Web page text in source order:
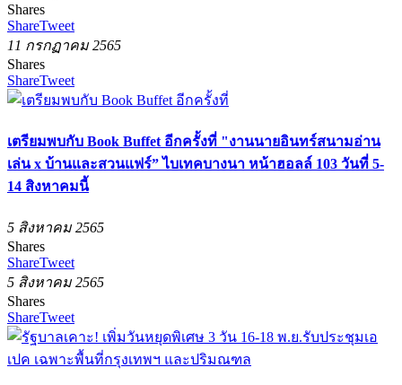
Shares
ShareTweet
11 กรกฏาคม 2565
Shares
ShareTweet
เตรียมพบกับ Book Buffet อีกครั้งที่ "งานนายอินทร์สนามอ่าน
เล่น x บ้านและสวนแฟร์” ไบเทคบางนา หน้าฮอลล์ 103 วันที่ 5-
14 สิงหาคมนี้
5 สิงหาคม 2565
Shares
ShareTweet
5 สิงหาคม 2565
Shares
ShareTweet